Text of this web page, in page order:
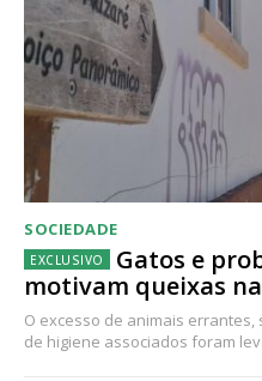
SOCIEDADE
Gatos e
motivam queixas
O excesso de animais
de higiene associados foram